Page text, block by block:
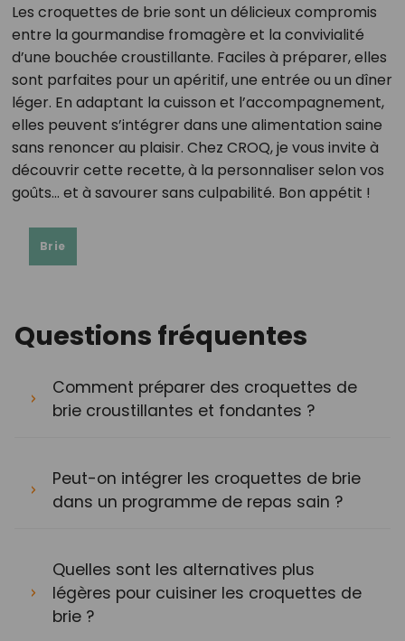
Les croquettes de brie sont un délicieux compromis
entre la gourmandise fromagère et la convivialité
d’une bouchée croustillante. Faciles à préparer, elles
sont parfaites pour un apéritif, une entrée ou un dîner
léger. En adaptant la cuisson et l’accompagnement,
elles peuvent s’intégrer dans une alimentation saine
sans renoncer au plaisir. Chez CROQ, je vous invite à
découvrir cette recette, à la personnaliser selon vos
goûts… et à savourer sans culpabilité. Bon appétit !
Brie
Questions fréquentes
Comment préparer des croquettes de
brie croustillantes et fondantes ?
Peut-on intégrer les croquettes de brie
dans un programme de repas sain ?
Quelles sont les alternatives plus
légères pour cuisiner les croquettes de
brie ?